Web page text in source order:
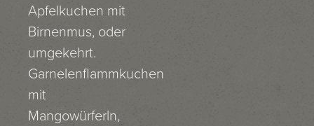
Apfelkuchen mit
Birnenmus, oder
umgekehrt.
Garnelenflammkuchen
mit
Mangowürferln,